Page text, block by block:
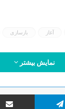
آغاز بازسازی
نمایش بیشتر
تلگرام